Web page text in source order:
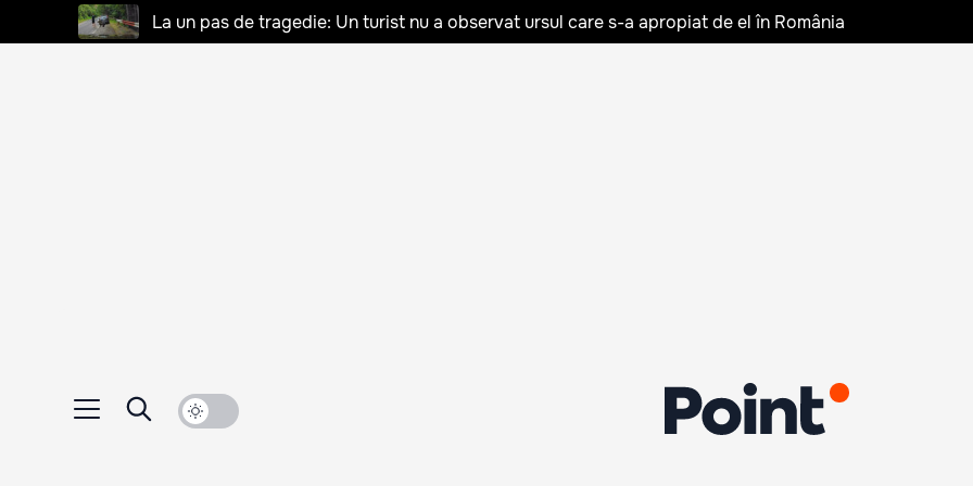
La un pas de tragedie: Un turist nu a observat ursul care s-a apropiat de el în România